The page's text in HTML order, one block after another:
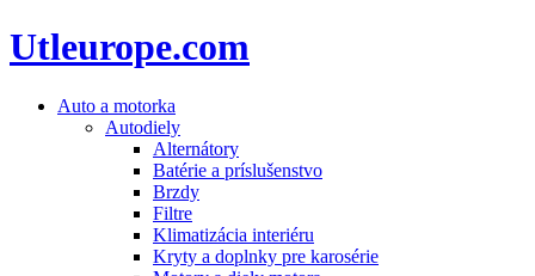
Utleurope.com
Auto a motorka
Autodiely
Alternátory
Batérie a príslušenstvo
Brzdy
Filtre
Klimatizácia interiéru
Kryty a doplnky pre karosérie